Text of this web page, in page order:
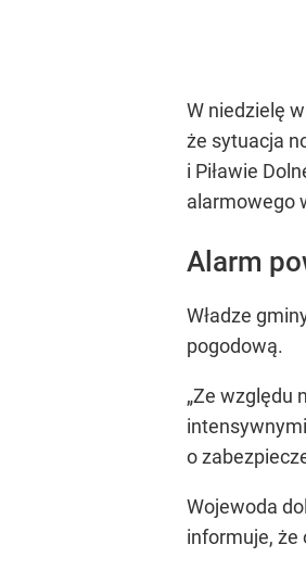
W niedzielę
że sytuacja
i Piławie
alarmowego
Alarm
Władze
pogodową.
„Ze względu
o
Wojewoda
informuje, że